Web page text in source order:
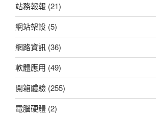
站務報報 (21)
網站架設 (5)
網路資訊 (36)
軟體應用 (49)
開箱體驗 (255)
電腦硬體 (2)